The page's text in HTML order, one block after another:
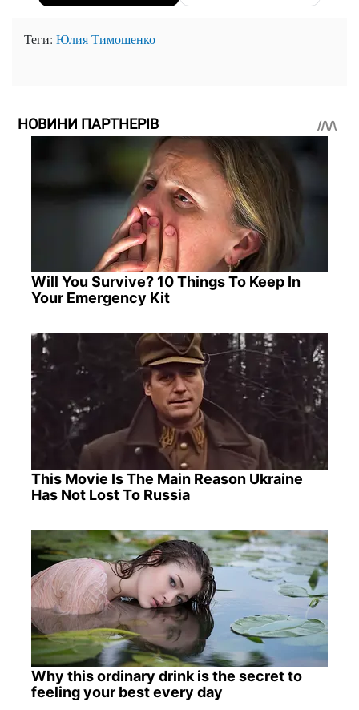
Теги: Юлия Тимошенко
НОВИНИ ПАРТНЕРІВ
Will You Survive? 10 Things To Keep In
Your Emergency Kit
This Movie Is The Main Reason Ukraine
Has Not Lost To Russia
Why this ordinary drink is the secret to
feeling your best every day